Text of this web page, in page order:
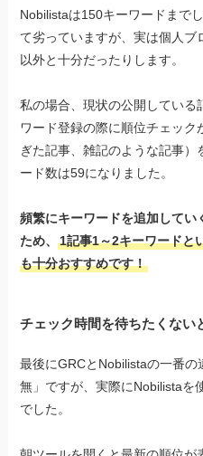
Nobilistaは150キーワードまで
て劣っていますが、実は個人ブ
以外と十分だったりします。
私の場合、現状の公開してい
ワード登録の際に順位チェッ
ぎた記事、雑記のような記事
ード数は59になりました。
頻繁にキーワードを追加してい
ため、1記事1～2キーワード
も十分おすすめです！
チェック時間を待ちたくない
最後にGRCとNobilistaの一番
無」ですが、実際にNobilistaを
でした。